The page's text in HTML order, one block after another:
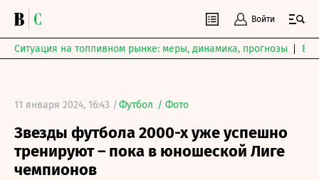
Войти
Ситуация на топливном рынке: меры, динамика, прогнозы
11 января 2024, 16:43 /Футбол / Фото
Звезды футбола 2000-х уже успешно
тренируют – пока в юношеской Лиге
чемпионов